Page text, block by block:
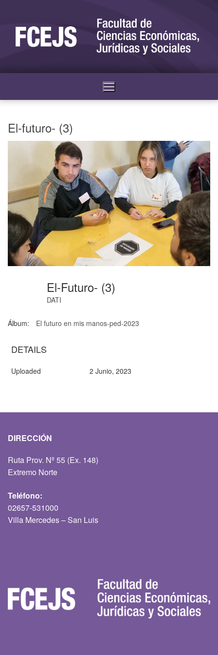
El-futuro- (3)
El-Futuro- (3)
DATI
Álbum: El futuro en mis manos-ped-2023
DETAILS
Uploaded 2 Junio, 2023
DIRECCIÓN
Ruta Prov. Nº 55 (Ex. 148)
Extremo Norte
Teléfono:
02657-531000
Villa Mercedes – San Luis